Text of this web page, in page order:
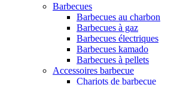
Barbecues
Barbecues au charbon
Barbecues à gaz
Barbecues électriques
Barbecues kamado
Barbecues à pellets
Accessoires barbecue
Chariots de barbecue